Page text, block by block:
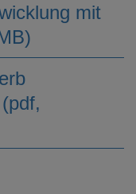
mit
(pdf,